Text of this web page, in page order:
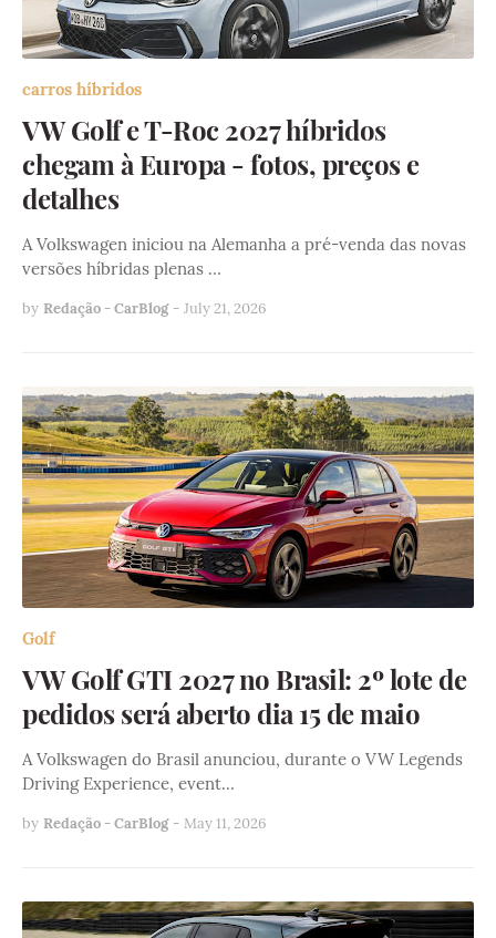
carros híbridos
VW Golf e T-Roc 2027 híbridos
chegam à Europa - fotos, preços e
detalhes
A Volkswagen iniciou na Alemanha a pré-venda das novas
versões híbridas plenas …
by Redação - CarBlog - July 21, 2026
Golf
VW Golf GTI 2027 no Brasil: 2º lote de
pedidos será aberto dia 15 de maio
A Volkswagen do Brasil anunciou, durante o VW Legends
Driving Experience, event…
by Redação - CarBlog - May 11, 2026